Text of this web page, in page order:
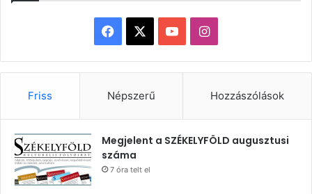
Facebook YouTubeInstagram
Friss Népszerű Hozzászólások
Megjelent a SZÉKELYFÖLD augusztusi
száma
7 óra telt el